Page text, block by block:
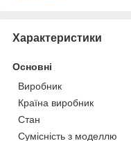
Характеристики
Основні
Виробник
Країна виробник
Стан
Сумісність з моделлю